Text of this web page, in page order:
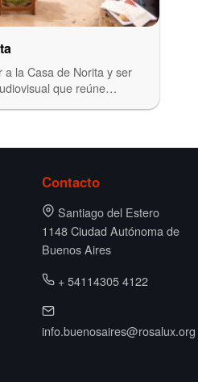
a la Casa de Norita y ser
que reúne…
Contacto
Santiago del Estero
1148 Ciudad Autónoma de
Buenos Aires
+ 54114305 4122
info.buenosaires@rosalux.org